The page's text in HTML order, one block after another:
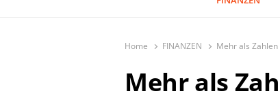
Home FINANZEN Mehr als Zahlen
Mehr als